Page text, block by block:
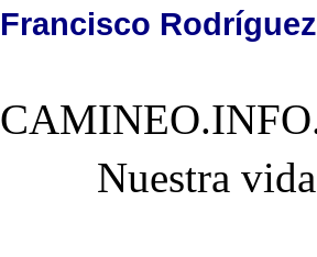
Francisco
Nuestra